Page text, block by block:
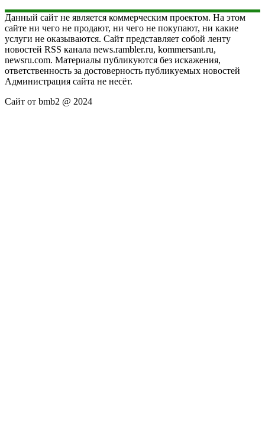
Данный сайт не является коммерческим проектом. На этом
сайте ни чего не продают, ни чего не покупают, ни какие
услуги не оказываются. Сайт представляет собой ленту
новостей RSS канала news.rambler.ru, kommersant.ru,
newsru.com. Материалы публикуются без искажения,
ответственность за достоверность публикуемых новостей
Администрация сайта не несёт.
Сайт от bmb2 @ 2024